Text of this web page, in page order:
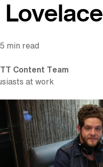
5 min read
Content Team
at work